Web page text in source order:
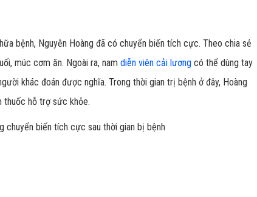
bệnh, Nguyễn Hoàng đã có chuyển biến tích cực. Theo chia sẻ
múc cơm ăn. Ngoài ra, nam diễn viên cải lương có thể dùng tay
khác đoán được nghĩa. Trong thời gian trị bệnh ở đây, Hoàng
hỗ trợ sức khỏe.